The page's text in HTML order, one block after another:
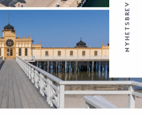
NYHETSBREV